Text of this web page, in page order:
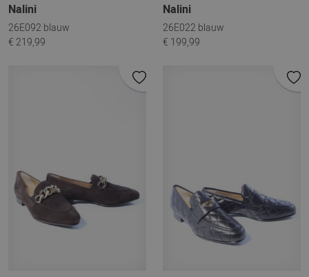
Nalini
26E092 blauw
€ 219,99
Nalini
26E022 blauw
€ 199,99